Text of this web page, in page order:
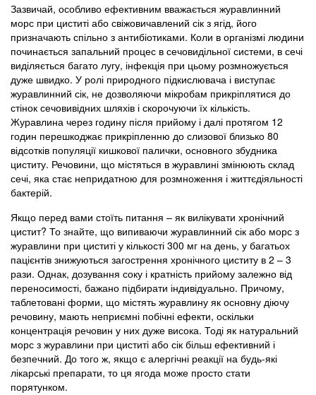
Зазвичай, особливо ефективним вважається журавлинний
морс при циститі або свіжовичавлений сік з ягід, його
призначають спільно з антибіотиками. Коли в організмі людини
починається запальний процес в сечовидільної системи, в сечі
виділяється багато лугу, інфекція при цьому розмножується
дуже швидко. У ролі природного підкислювача і виступає
журавлинний сік, не дозволяючи мікробам прикріплятися до
стінок сечовивідних шляхів і скорочуючи їх кількість.
Журавлина через годину після прийому і далі протягом 12
годин перешкоджає прикріпленню до слизової близько 80
відсотків популяції кишкової палички, основного збудника
циститу. Речовини, що містяться в журавлині змінюють склад
сечі, яка стає непридатною для розмноження і життєдіяльності
бактерій.
Якщо перед вами стоїть питання – як вилікувати хронічний
цистит? То знайте, що випиваючи журавлинний сік або морс з
журавлини при циститі у кількості 300 мг на день, у багатьох
пацієнтів знижуються загострення хронічного циститу в 2 – 3
рази. Однак, дозування соку і кратність прийому залежно від
переносимості, бажано підбирати індивідуально. Причому,
таблетовані форми, що містять журавлину як основну діючу
речовину, мають неприємні побічні ефекти, оскільки
концентрація речовин у них дуже висока. Тоді як натуральний
морс з журавлини при циститі або сік більш ефективний і
безпечний. До того ж, якщо є алергічні реакції на будь-які
лікарські препарати, то ця ягода може просто стати
порятунком.